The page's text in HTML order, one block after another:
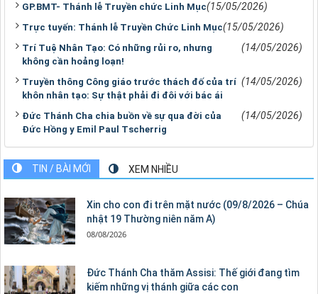
GP.BMT- Thánh lễ Truyền chức Linh Mục(15/05/2026)
Trực tuyến: Thánh lễ Truyền Chức Linh Mục(15/05/2026)
Trí Tuệ Nhân Tạo: Có những rủi ro, nhưng
không cần hoảng loạn!
(14/05/2026)
Truyền thông Công giáo trước thách đố của trí
khôn nhân tạo: Sự thật phải đi đôi với bác ái
(14/05/2026)
Đức Thánh Cha chia buồn về sự qua đời của
Đức Hồng y Emil Paul Tscherrig
(14/05/2026)
TIN / BÀI MỚI XEM NHIỀU
Xin cho con đi trên mặt nước (09/8/2026 – Chúa
nhật 19 Thường niên năm A)
08/08/2026
Đức Thánh Cha thăm Assisi: Thế giới đang tìm
kiếm những vị thánh giữa các con